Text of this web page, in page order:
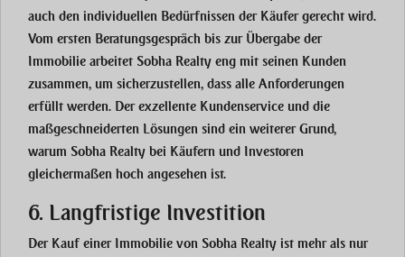
auch den individuellen Bedürfnissen der Käufer gerecht wird.
Vom ersten Beratungsgespräch bis zur Übergabe der
Immobilie arbeitet Sobha Realty eng mit seinen Kunden
zusammen, um sicherzustellen, dass alle Anforderungen
erfüllt werden. Derexzellente Kundenservice und die
maßgeschneiderten Lösungen sind ein weiterer Grund,
warum Sobha Realty bei Käufern und Investoren
gleichermaßen hoch angesehen ist.
6. Langfristige Investition
Der Kauf einer Immobilie von Sobha Realty ist mehr als nur